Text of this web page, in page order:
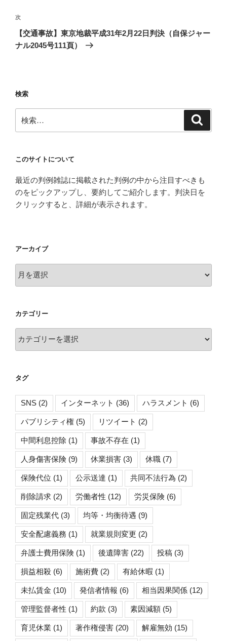
ゲ
ー
シ
次
の
投
次
【交通事故】東京地裁平成31年2月22日判決（自保ジャー
ナル2045号111頁）
検索
索:
このサイトについて
最近の判例雑誌に掲載された判例の中から注目すべきも
のをピックアップし、要約してご紹介します。判決日を
クリックすると、詳細が表示されます。
アーカイブ
ー
ブ
カテゴリー
テ
ー
タグ
SNS (2) インターネット (36) ハラスメント (6)
パブリシティ権 (5) リツイート (2)
中間利息控除 (1) 事故不存在 (1)
人身傷害保険 (9) 休業損害 (3) 休職 (7)
保険代位 (1) 公示送達 (1) 共同不法行為 (2)
削除請求 (2) 労働者性 (12) 労災保険 (6)
固定残業代 (3) 均等・均衡待遇 (9)
安全配慮義務 (1) 就業規則変更 (2)
弁護士費用保険 (1) 後遺障害 (22) 投稿 (3)
損益相殺 (6) 施術費 (2) 有給休暇 (1)
未払賃金 (10) 発信者情報 (6) 相当因果関係 (12)
管理監督者性 (1) 約款 (3) 素因減額 (5)
育児休業 (1) 著作権侵害 (20) 解雇無効 (15)